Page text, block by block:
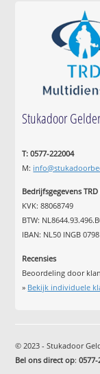
Stukadoor
T: 0577-222004
M:
Bedrijfsgegevens
KVK: 88068749
BTW:
IBAN: NL50 INGB
Recensies
Beoordeling door
» Bekijk individuele
© 2023 - Stukadoor
Bel ons direct op:0577-